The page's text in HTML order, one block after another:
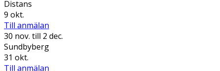
Distans
9 okt.
Till anmälan
30 nov. till 2 dec.
Sundbyberg
31 okt.
Till anmälan